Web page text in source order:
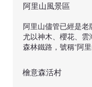
阿里山儘管已經是老
尤以神木、櫻花、雲
森林鐵路，號稱“阿
​阿里山風景區
​檜意森活村